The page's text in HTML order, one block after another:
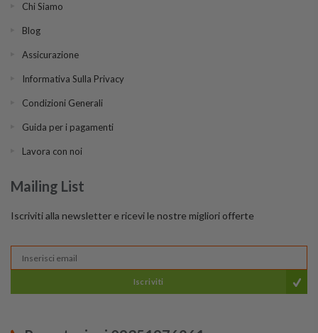
Chi Siamo
Blog
Assicurazione
Informativa Sulla Privacy
Condizioni Generali
Guida per i pagamenti
Lavora con noi
Mailing List
Iscriviti alla newsletter e ricevi le nostre migliori offerte
Iscriviti